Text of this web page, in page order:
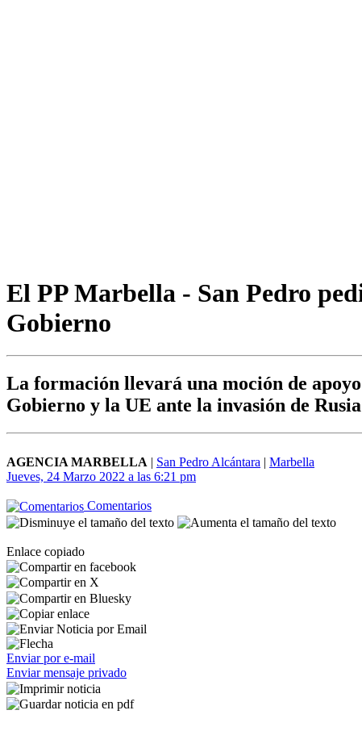
El PP Marbella - San Pedro
Gobierno
La formación llevará una moción de
Gobierno y la UE ante la invasión de
AGENCIA MARBELLA | San Pedro Alcántara | Marbella
Jueves, 24 Marzo 2022 a las 6:21 pm
Comentarios
Enlace copiado
Enviar por e-mail
Enviar mensaje privado